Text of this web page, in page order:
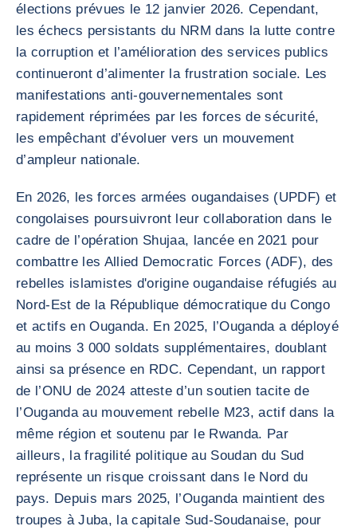
élections prévues le 12 janvier 2026. Cependant,
les échecs persistants du NRM dans la lutte contre
la corruption et l’amélioration des services publics
continueront d’alimenter la frustration sociale. Les
manifestations anti-gouvernementales sont
rapidement réprimées par les forces de sécurité,
les empêchant d’évoluer vers un mouvement
d’ampleur nationale.
En 2026, les forces armées ougandaises (UPDF) et
congolaises poursuivront leur collaboration dans le
cadre de l’opération Shujaa, lancée en 2021 pour
combattre les Allied Democratic Forces (ADF), des
rebelles islamistes d'origine ougandaise réfugiés au
Nord-Est de la République démocratique du Congo
et actifs en Ouganda. En 2025, l’Ouganda a déployé
au moins 3 000 soldats supplémentaires, doublant
ainsi sa présence en RDC. Cependant, un rapport
de l’ONU de 2024 atteste d’un soutien tacite de
l’Ouganda au mouvement rebelle M23, actif dans la
même région et soutenu par le Rwanda. Par
ailleurs, la fragilité politique au Soudan du Sud
représente un risque croissant dans le Nord du
pays. Depuis mars 2025, l’Ouganda maintient des
troupes à Juba, la capitale Sud-Soudanaise, pour